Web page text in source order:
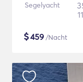
Segelyacht
$459 /Nacht